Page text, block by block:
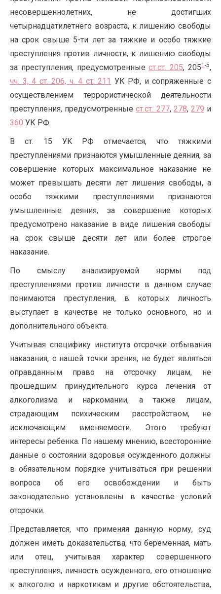
несовершеннолетних, не достигших
четырнадцатилетнего возраста, к лишению свободы
на срок свыше 5-ти лет за тяжкие и особо тяжкие
преступления против личности, к лишению свободы
за преступления, предусмотренныест.ст. 205, 2051-5,
чч. 3, 4 ст. 206, ч. 4 ст. 211 УК РФ, и сопряженные с
осуществлением террористической деятельности
преступления, предусмотренныест.ст. 277, 278, 279 и
360 УК РФ.
В ст. 15 УК РФ отмечается, что тяжкими
преступлениями признаются умышленные деяния, за
совершение которых максимальное наказание не
может превышать десяти лет лишения свободы, а
особо тяжкими преступлениями признаются
умышленные деяния, за совершение которых
предусмотрено наказание в виде лишения свободы
на срок свыше десяти лет или более строгое
наказание.
По смыслу анализируемой нормы под
преступлениями против личности в данном случае
понимаются преступления, в которых личность
выступает в качестве не только основного, но и
дополнительного объекта.
Учитывая специфику института отсрочки отбывания
наказания, с нашей точки зрения, не будет являться
оправданным право на отсрочку лицам, не
прошедшим принудительного курса лечения от
алкоголизма и наркомании, а также лицам,
страдающим психическим расстройством, не
исключающим вменяемости. Этого требуют
интересы ребенка. По нашему мнению, всесторонние
данные о состоянии здоровья осужденного должны
в обязательном порядке учитываться при решении
вопроса об его освобождении и быть
законодательно установлены в качестве условий
отсрочки.
Представляется, что применяя данную норму, суд
должен иметь доказательства, что беременная, мать
или отец, учитывая характер совершенного
преступления, личность осужденного, его отношение
к алкоголю и наркотикам и другие обстоятельства,